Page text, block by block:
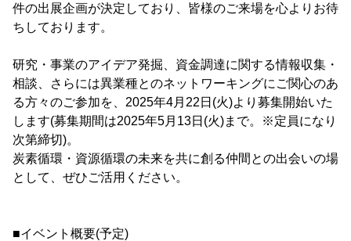
件の出展企画が決定しており、皆様のご来場を心よりお待
ちしております。
研究・事業のアイデア発掘、資金調達に関する情報収集・
相談、さらには異業種とのネットワーキングにご関心のあ
る方々のご参加を、2025年4月22日(火)より募集開始いた
します(募集期間は2025年5月13日(火)まで。※定員になり
次第締切)。
炭素循環・資源循環の未来を共に創る仲間との出会いの場
として、ぜひご活用ください。
■イベント概要(予定)